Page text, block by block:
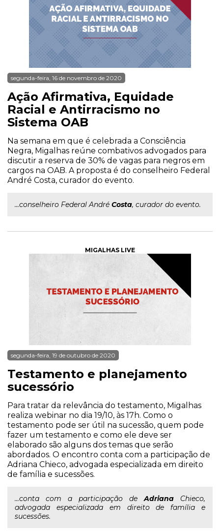
segunda-feira, 16 de novembro de 2020
Ação Afirmativa, Equidade
Racial e Antirracismo no
Sistema OAB
Na semana em que é celebrada a Consciência
Negra, Migalhas reúne combativos advogados para
discutir a reserva de 30% de vagas para negros em
cargos na OAB. A proposta é do conselheiro Federal
André Costa, curador do evento.
...conselheiro Federal André Costa, curador do evento.
MIGALHAS LIVE
segunda-feira, 19 de outubro de 2020
Testamento e planejamento
sucessório
Para tratar da relevância do testamento, Migalhas
realiza webinar no dia 19/10, às 17h. Como o
testamento pode ser útil na sucessão, quem pode
fazer um testamento e como ele deve ser
elaborado são alguns dos temas que serão
abordados. O encontro conta com a participação de
Adriana Chieco, advogada especializada em direito
de família e sucessões.
...conta com a participação deAdriana Chieco,
advogada especializada em direito de família e
sucessões.